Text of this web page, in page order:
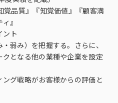
品質』『知覚価値』『顧客満
』
ント
弱み）を把握する。さらに、
となる他の業種や企業を設定
グ戦略がお客様からの評価と